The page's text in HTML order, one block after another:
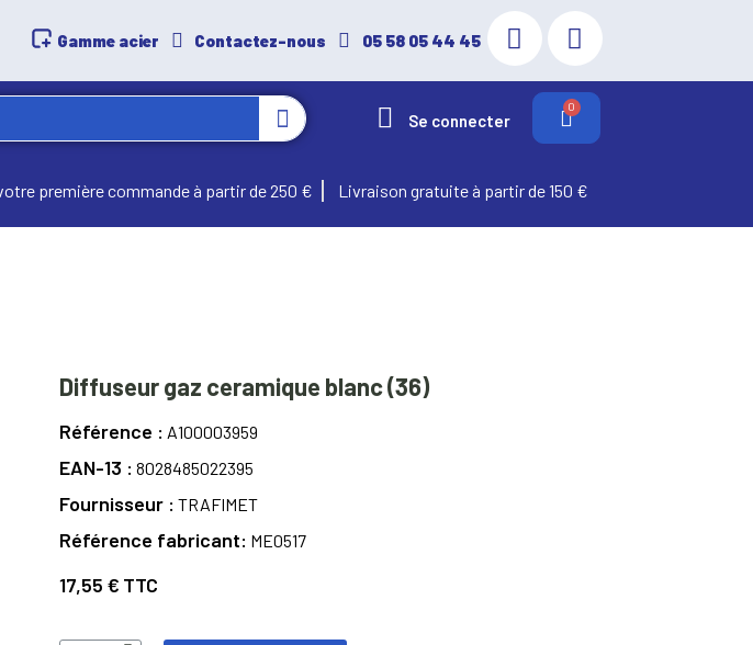
Gamme acier Contactez-nous 05 58 05 44 45
Se connecter
première commande à partir de 250 € Livraison gratuite à partir de 150 €
Diffuseur gaz ceramique blanc (36)
Référence A100003959
EAN-13 8028485022395
Fournisseur TRAFIMET
Référence fabricant ME0517
17,55 € TTC